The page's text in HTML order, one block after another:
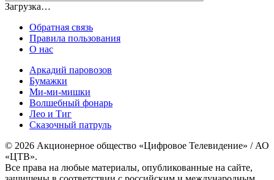
Загрузка…
Обратная связь
Правила пользования
О нас
Аркадий паровозов
Бумажки
Ми-ми-мишки
Волшебный фонарь
Лео и Тиг
Сказочный патруль
© 2026 Акционерное общество «Цифровое Телевидение» / АО
«ЦТВ».
Все права на любые материалы, опубликованные на сайте,